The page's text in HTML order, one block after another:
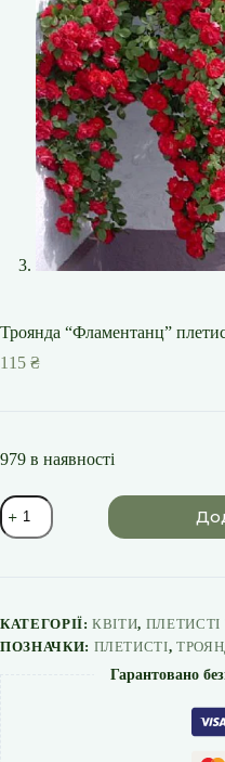
Троянда “Фламентанц”
115 ₴
979 в наявності
Троянда
"Фламентанц"
плетиста
КАТЕГОРІЇ:КВІТИ,
ПОЗНАЧКИ: ПЛЕТИСТІ,
Гарантовано